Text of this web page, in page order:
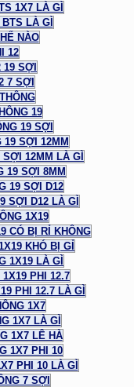
1X7 LÀ GÌ
BTS LÀ GÌ
NÀO
12
19 SỢI
7 SỢI
19
19 SỢI
19 SỢI 12MM
SỢI 12MM LÀ GÌ
19 SỢI 8MM
19 SỢI D12
SỢI D12 LÀ GÌ
1X19
CÓ BỊ RỈ KHÔNG
KHÓ BỊ GỈ
1X19 LÀ GÌ
PHI 12.7
PHI 12.7 LÀ GÌ
1X7
1X7 LÀ GÌ
1X7 LÊ HÀ
1X7 PHI 10
PHI 10 LÀ GÌ
7 SỢI